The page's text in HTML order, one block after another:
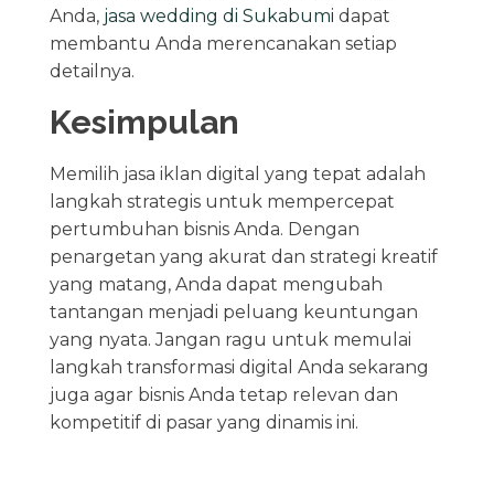
Anda, jasa wedding di Sukabumi dapat
membantu Anda merencanakan setiap
detailnya.
Kesimpulan
Memilih jasa iklan digital yang tepat adalah
langkah strategis untuk mempercepat
pertumbuhan bisnis Anda. Dengan
penargetan yang akurat dan strategi kreatif
yang matang, Anda dapat mengubah
tantangan menjadi peluang keuntungan
yang nyata. Jangan ragu untuk memulai
langkah transformasi digital Anda sekarang
juga agar bisnis Anda tetap relevan dan
kompetitif di pasar yang dinamis ini.